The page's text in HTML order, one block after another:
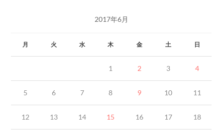
2017年6月
月 火 水 木 金 土 日
1 2 3 4
5 6 7 8 9 10 11
12 13 14 15 16 17 18